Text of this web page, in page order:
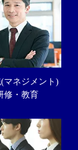
マネジメント)
修・教育